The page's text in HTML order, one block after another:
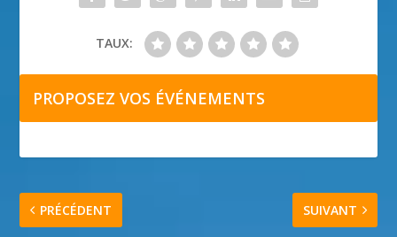
TAUX:
PROPOSEZ VOS ÉVÉNEMENTS
PRÉCÉDENT SUIVANT